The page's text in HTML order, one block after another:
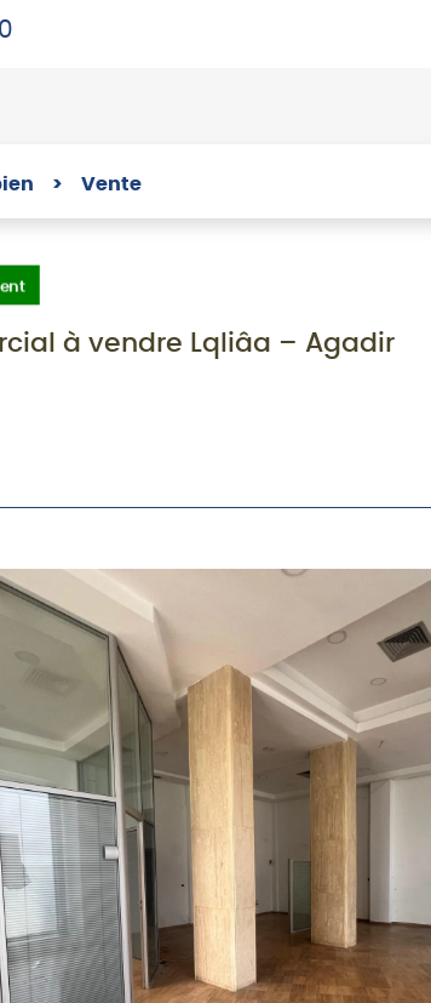
> Vente
à vendre Lqliâa – Agadir